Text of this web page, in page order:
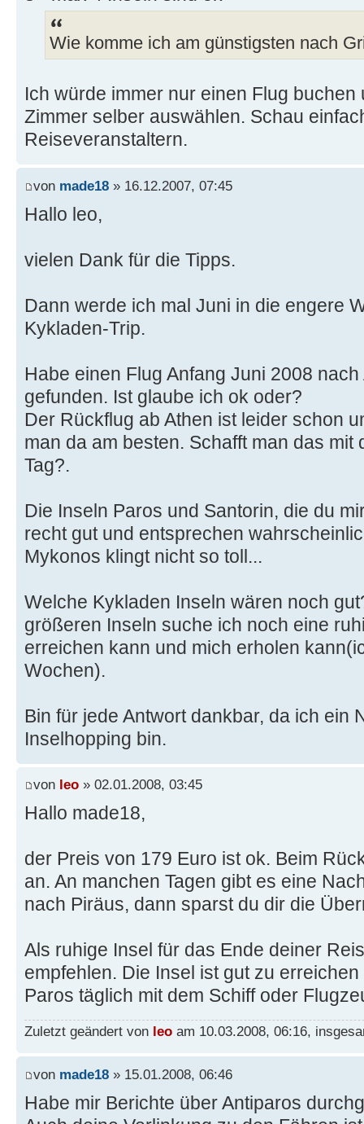
Wie komme ich am günstigsten nach
Ich würde immer nur einen Flug
Zimmer selber auswählen. Schau
Reiseveranstaltern.
von made18 » 16.12.2007, 07:45
Hallo leo,
vielen Dank für die Tipps.
Dann werde ich mal Juni in die engere
Kykladen-Trip.
Habe einen Flug Anfang Juni 2008
gefunden. Ist glaube ich ok oder?
Der Rückflug ab Athen ist leider schon
man da am besten. Schafft man das mit
Tag?.
Die Inseln Paros und Santorin, die du
recht gut und entsprechen
Mykonos klingt nicht so toll...
Welche Kykladen Inseln wären noch
größeren Inseln suche ich noch eine
erreichen kann und mich erholen
Wochen).
Bin für jede Antwort dankbar, da ich ein
Inselhopping bin.
von leo » 02.01.2008, 03:45
Hallo made18,
der Preis von 179 Euro ist ok. Beim
an. An manchen Tagen gibt es eine
nach Piräus, dann sparst du dir die
Als ruhige Insel für das Ende deiner
empfehlen. Die Insel ist gut zu
Paros täglich mit dem Schiff oder
Zuletzt geändert von leo am 10.03.2008, 06:16,
von made18 » 15.01.2008, 06:46
Habe mir Berichte über Antiparos